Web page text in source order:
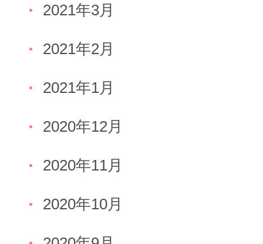
2021年3月
2021年2月
2021年1月
2020年12月
2020年11月
2020年10月